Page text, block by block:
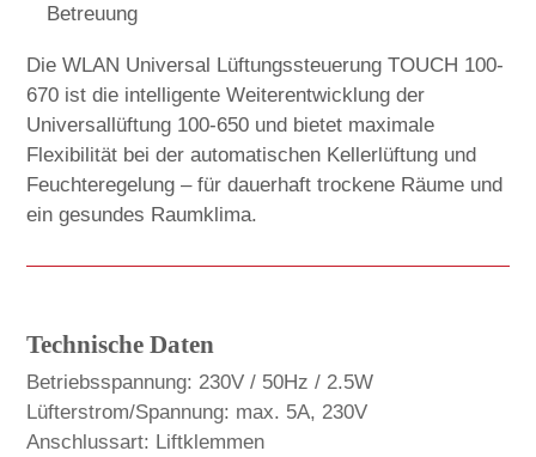
Betreuung
Die WLAN Universal Lüftungssteuerung TOUCH 100-
670 ist die intelligente Weiterentwicklung der
Universallüftung 100-650 und bietet maximale
Flexibilität bei der automatischen Kellerlüftung und
Feuchteregelung – für dauerhaft trockene Räume und
ein gesundes Raumklima.
Technische Daten
Betriebsspannung: 230V / 50Hz / 2.5W
Lüfterstrom/Spannung: max. 5A, 230V
Anschlussart: Liftklemmen